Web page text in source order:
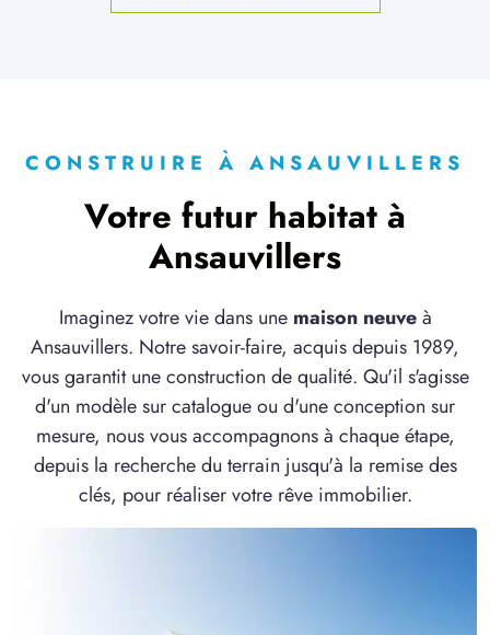
CONSTRUIRE À ANSAUVILLERS
Votre futur habitat à
Ansauvillers
Imaginez votre vie dans une maison neuveà
Ansauvillers. Notre savoir-faire, acquis depuis 1989,
vous garantit une construction de qualité. Qu'il s'agisse
d'un modèle sur catalogue ou d'une conception sur
mesure, nous vous accompagnons à chaque étape,
depuis la recherche du terrain jusqu'à la remise des
clés, pour réaliser votre rêve immobilier.